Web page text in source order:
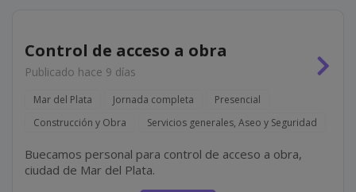
Control de acceso a obra
Publicado hace 9 días
Mar del Plata Jornada completa
Presencial
Construcción y Obra
Servicios generales, Aseo y Seguridad
Buecamos personal para control de acceso a obra,
ciudad de Mar del Plata.